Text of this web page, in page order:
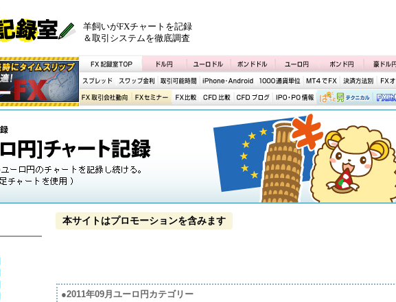
羊飼いがFXチャートを記録
＆取引システムを徹底調査
本サイトはプロモーションを含みます
●2011年09月ユーロ円カテゴリー